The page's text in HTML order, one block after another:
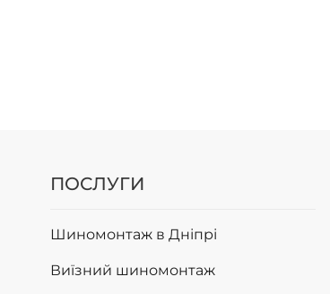
ПОСЛУГИ
Шиномонтаж в Дніпрі
Виїзний шиномонтаж